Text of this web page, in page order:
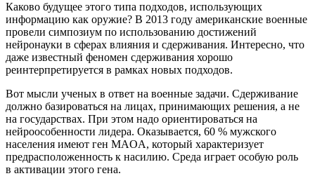
Каково будущее этого типа подходов, использующих
информацию как оружие? В 2013 году американские военные
провели симпозиум по использованию достижений
нейронауки в сферах влияния и сдерживания. Интересно, что
даже известный феномен сдерживания хорошо
реинтерпретируется в рамках новых подходов.
Вот мысли ученых в ответ на военные задачи. Сдерживание
должно базироваться на лицах, принимающих решения, а не
на государствах. При этом надо ориентироваться на
нейроособенности лидера. Оказывается, 60 % мужского
населения имеют ген MAOA, который характеризует
предрасположенность к насилию. Среда играет особую роль
в активации этого гена.